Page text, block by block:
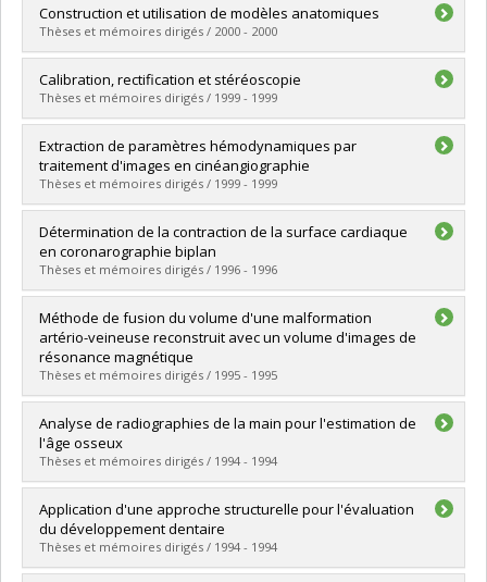
Graduate :Bonneville, Martin
Cycle : Master's
Grade :M. Sc.
Lien vers le document dans Papyrus
Construction et utilisation de modèles anatomiques
Thèses et mémoires dirigés / 2000 - 2000
Graduate : Guimond, Alexandre
Cycle : Doctoral
Grade :Ph. D.
Lien vers le document dans Papyrus
Calibration, rectification et stéréoscopie
Thèses et mémoires dirigés / 1999 - 1999
Graduate :Roy, Sébastien
Cycle :Doctoral
Grade :Ph. D.
Lien vers le document dans Papyrus
Extraction de paramètres hémodynamiques par
traitement d'images en cinéangiographie
Thèses et mémoires dirigés / 1999 - 1999
Graduate :Imbert, Bernard
Cycle :Doctoral
Grade :Ph. D.
Lien vers le document dans Papyrus
Détermination de la contraction de la surface cardiaque
en coronarographie biplan
Thèses et mémoires dirigés / 1996 - 1996
Graduate :Ait Hamou Cheriet, Farida
Cycle :Doctoral
Grade :Ph. D.
Lien vers le document dans Papyrus
Méthode de fusion du volume d'une malformation
artério-veineuse reconstruit avec un volume d'images de
résonance magnétique
Thèses et mémoires dirigés / 1995 - 1995
Graduate :Lamer, Roland
Cycle :Master's
Grade :M. Sc.
Lien vers le document dans Papyrus
Analyse de radiographies de la main pour l'estimation de
l'âge osseux
Thèses et mémoires dirigés / 1994 - 1994
Graduate :Morcos, Nader
Cycle :Master's
Grade :M. Sc.
Lien vers le document dans Papyrus
Application d'une approche structurelle pour l'évaluation
du développement dentaire
Thèses et mémoires dirigés / 1994 - 1994